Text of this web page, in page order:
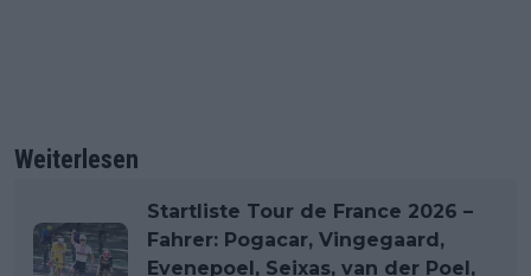
Weiterlesen
Startliste Tour de France 2026 –
Fahrer: Pogacar, Vingegaard,
Evenepoel, Seixas, van der Poel,